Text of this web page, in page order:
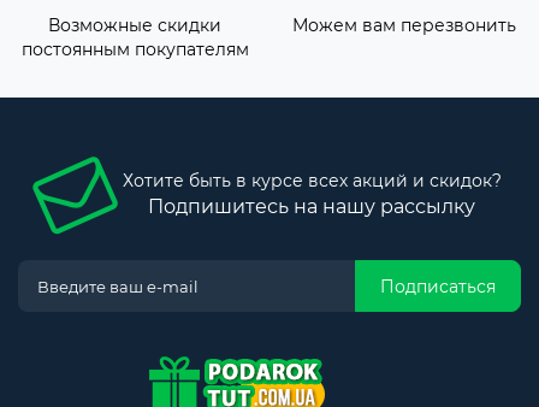
Возможные скидки
постоянным покупателям
Можем вам перезвонить
Хотите быть в курсе всех акций и скидок?
Подпишитесь на нашу рассылку
Подписаться